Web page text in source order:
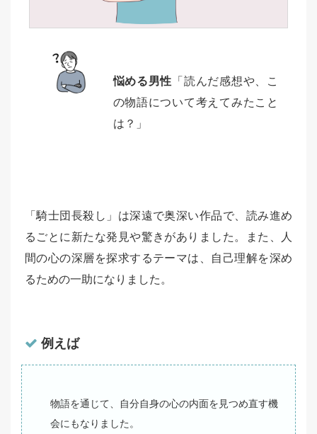
悩める男性 「読んだ感想や、こ
の物語について考えてみたこと
は？」
「騎士団長殺し」は深遠で奥深い作品で、読み進め
るごとに新たな発見や驚きがありました。また、人
間の心の深層を探求するテーマは、自己理解を深め
るための一助になりました。
例えば
物語を通じて、自分自身の心の内面を見つめ直す機
会にもなりました。